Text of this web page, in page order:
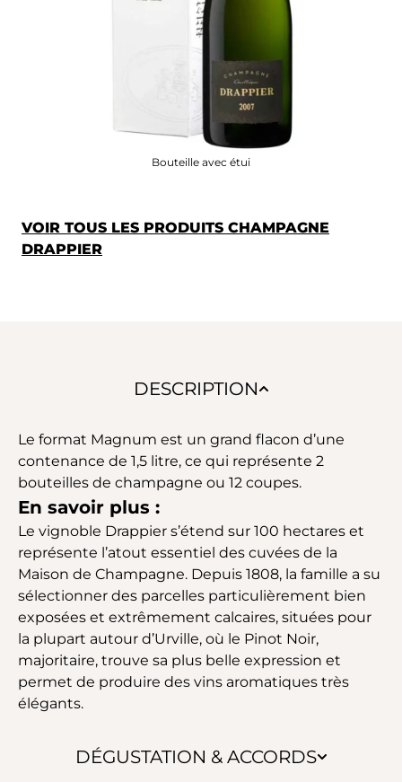
Bouteille avec étui
VOIR TOUS LES PRODUITS CHAMPAGNE
DRAPPIER
DESCRIPTION
DÉGUSTATION & ACCORDS
Le format Magnum est un grand flacon d’une
contenance de 1,5 litre, ce qui représente 2
bouteilles de champagne ou 12 coupes.
En savoir plus :
Le vignoble Drappier s’étend sur 100 hectares et
représente l’atout essentiel des cuvées de la
Maison de Champagne. Depuis 1808, la famille a su
sélectionner des parcelles particulièrement bien
exposées et extrêmement calcaires, situées pour
la plupart autour d’Urville, où le Pinot Noir,
majoritaire, trouve sa plus belle expression et
permet de produire des vins aromatiques très
élégants.